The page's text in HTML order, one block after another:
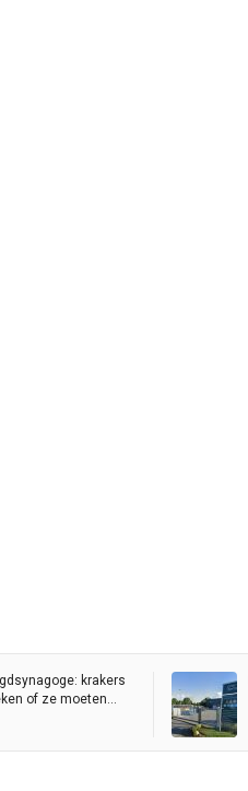
krakers
of ze moeten